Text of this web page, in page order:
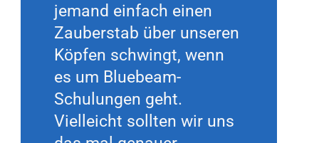
jemand einfach einen
Zauberstab über unseren
Köpfen schwingt, wenn
es um Bluebeam-
Schulungen geht.
Vielleicht sollten wir uns